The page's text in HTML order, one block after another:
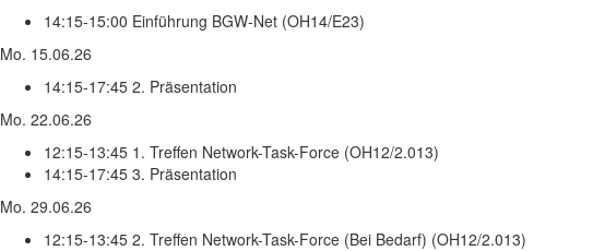
14:15-15:00 Einführung BGW-Net (OH14/E23)
Mo. 15.06.26
14:15-17:45 2. Präsentation
Mo. 22.06.26
12:15-13:45 1. Treffen Network-Task-Force (OH12/2.013)
14:15-17:45 3. Präsentation
Mo. 29.06.26
12:15-13:45 2. Treffen Network-Task-Force (Bei Bedarf) (OH12/2.013)